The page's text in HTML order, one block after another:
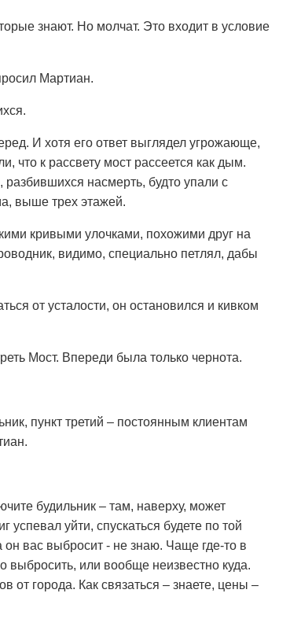
знают. Но молчат. Это входит в условие
Мартиан.
И хотя его ответ выглядел угрожающе,
что к рассвету мост рассеется как дым.
насмерть, будто упали с
выше трех этажей.
кривыми улочками, похожими друг на
видимо, специально петлял, дабы
от усталости, он остановился и кивком
Мост. Впереди была только чернота.
пункт третий – постоянным клиентам
будильник – там, наверху, может
уйти, спускаться будете по той
вас выбросит - не знаю. Чаще где-то в
выбросить, или вообще неизвестно куда.
от города. Как связаться – знаете, цены –